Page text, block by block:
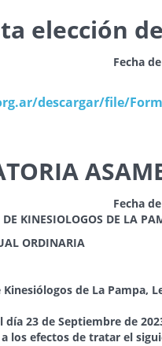
elección
Fecha
descargar/file/
Fecha
KINESIOLOGOS DE LA
ORDINARIA
de La
23 de Septiembre de
los efectos de tratar el